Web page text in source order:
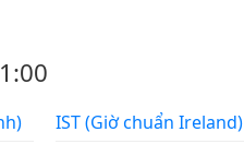
IST (Giờ chuẩn Ireland)